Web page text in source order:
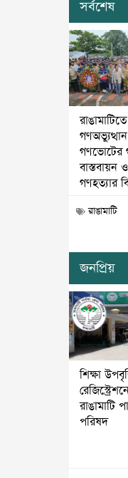
সর্বশেষ
গণভোটের
বাস্তবায়ন
গণহত্যার
রাঙামাটি
জনপ্রিয়
শিক্ষা
রাঙামাটি
পরিষদ